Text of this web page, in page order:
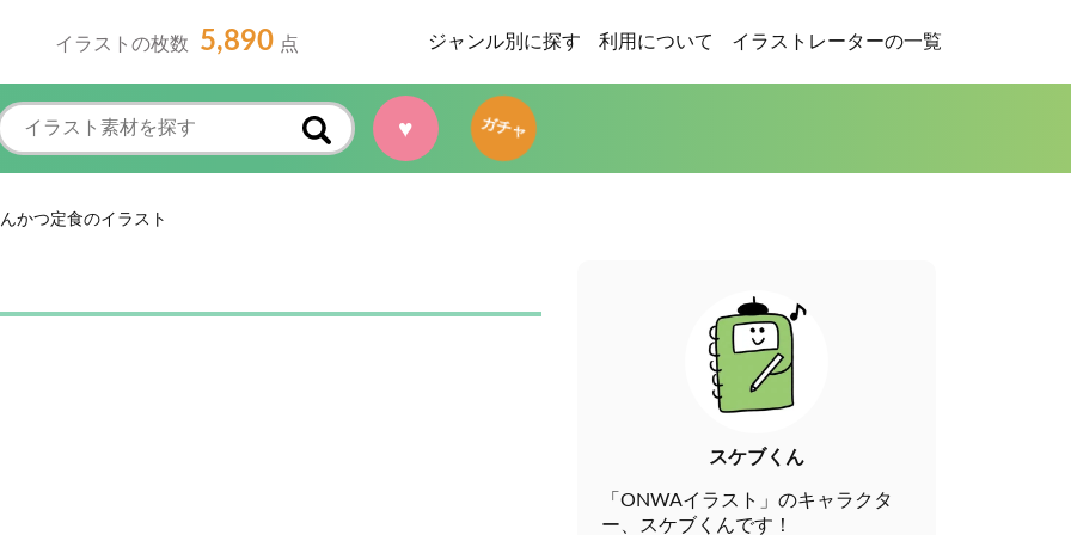
イラストの枚数 5,890 点 ジャンル別に探す 利用について イラストレーターの一覧
♥ ガチャ
かつ定食のイラスト
スケブくん
「ONWAイラスト」のキャラクタ
ー、スケブくんです！